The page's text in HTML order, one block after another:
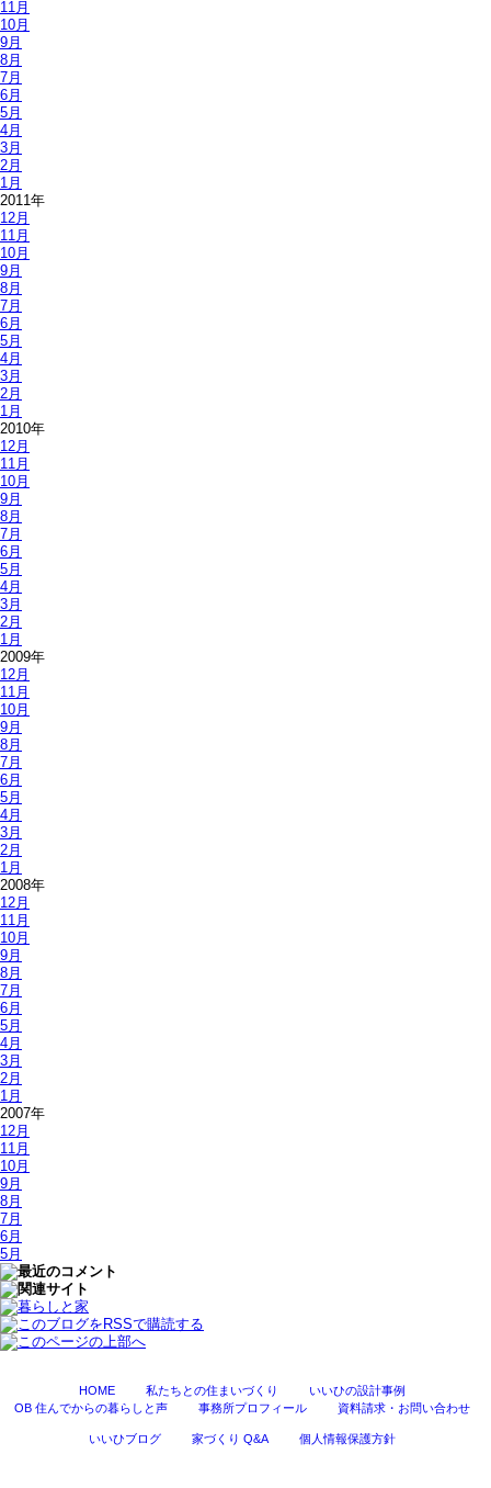
11月
10月
9月
8月
7月
6月
5月
4月
3月
2月
1月
2011年
12月
11月
10月
9月
8月
7月
6月
5月
4月
3月
2月
1月
2010年
12月
11月
10月
9月
8月
7月
6月
5月
4月
3月
2月
1月
2009年
12月
11月
10月
9月
8月
7月
6月
5月
4月
3月
2月
1月
2008年
12月
11月
10月
9月
8月
7月
6月
5月
4月
3月
2月
1月
2007年
12月
11月
10月
9月
8月
7月
6月
5月
HOME 私たちとの住まいづくり
いいひの設計事例
OB 住んでからの暮らしと声
事務所プロフィール 資料請求・お問い合わせ
いいひブログ 家づくり Q&A 個人情報保護方針